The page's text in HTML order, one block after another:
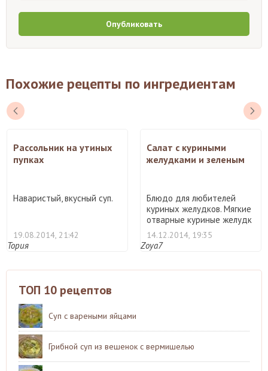
Опубликовать
Похожие рецепты по ингредиентам
Рассольник на утиных
пупках
Наваристый, вкусный суп.
19.08.2014, 21:42
Тория
Салат с куриными
желудками и зеленым
Блюдо для любителей
куриных желудков. Мягкие
отварные куриные желудк
...14.12.2014, 19:35
Zoya7
ТОП 10 рецептов
Суп с вареными яйцами
Грибной суп из вешенок с вермишелью